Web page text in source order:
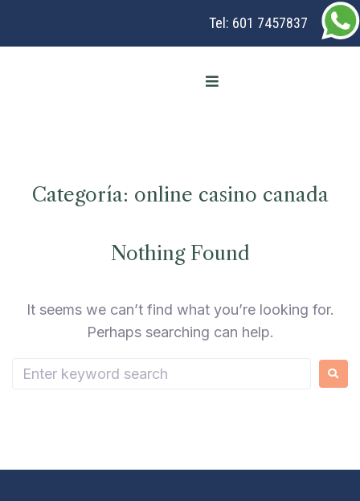
Tel: 601 7457837
Categoría: online casino canada
Nothing Found
It seems we can’t find what you’re looking for.
Perhaps searching can help.